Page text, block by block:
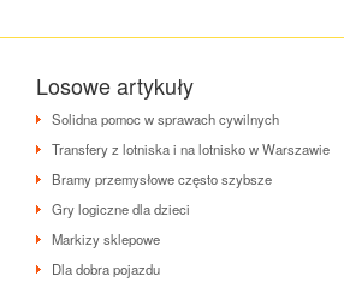
Losowe artykuły
Solidna pomoc w sprawach cywilnych
Transfery z lotniska i na lotnisko w Warszawie
Bramy przemysłowe często szybsze
Gry logiczne dla dzieci
Markizy sklepowe
Dla dobra pojazdu